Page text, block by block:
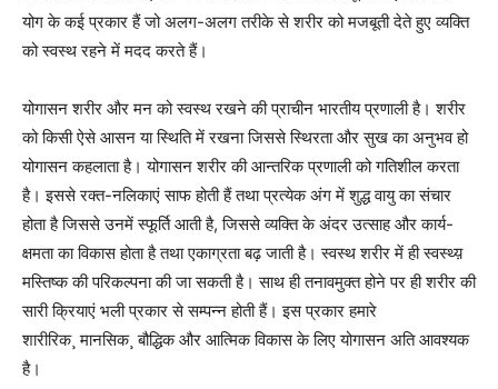
योग के कई प्रकार हैं जो अलग-अलग तरीके से शरीर को मजबूती देते हुए व्यक्ति
को स्वस्थ रहने में मदद करते हैं।
योगासन शरीर और मन को स्वस्थ रखने की प्राचीन भारतीय प्रणाली है। शरीर
को किसी ऐसे आसन या स्थिति में रखना जिससे स्थिरता और सुख का अनुभव हो
योगासन कहलाता है। योगासन शरीर की आन्तरिक प्रणाली को गतिशील करता
है। इससे रक्त-नलिकाएं साफ होती हैं तथा प्रत्येक अंग में शुद्ध वायु का संचार
होता है जिससे उनमें स्फूर्ति आती है, जिससे व्यक्ति के अंदर उत्साह और कार्य-
क्षमता का विकास होता है तथा एकाग्रता बढ़ जाती है। स्वस्थ शरीर में ही स्वस्थ्य़
मस्तिष्क की परिकल्पना की जा सकती है। साथ ही तनावमुक्त होने पर ही शरीर की
सारी क्रियाएं भली प्रकार से सम्पन्न होती हैं। इस प्रकार हमारे
शारीरिक¸ मानसिक¸ बौद्धिक और आत्मिक विकास के लिए योगासन अति आवश्यक
है।